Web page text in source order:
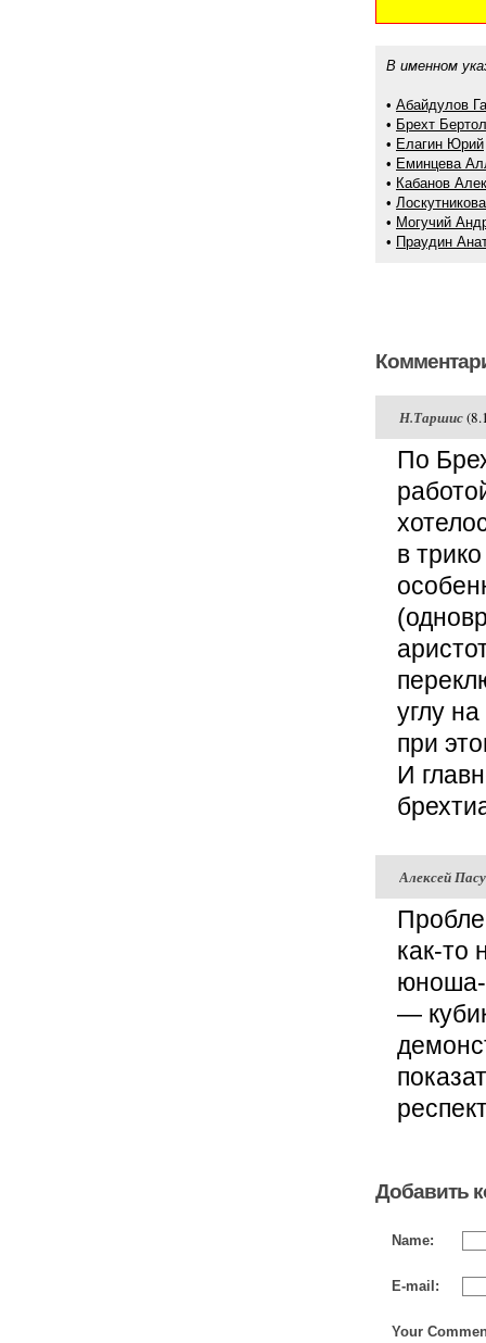
В именном
• Абайдулов
• Брехт
• Елагин Юрий
• Еминцева
• Кабанов
•
• Могучий
• Праудин
Н.Таршис
По
в
углу
при
И
Алексей
как-то
юноша-
—
Добавить
Name:
E-mail:
Your